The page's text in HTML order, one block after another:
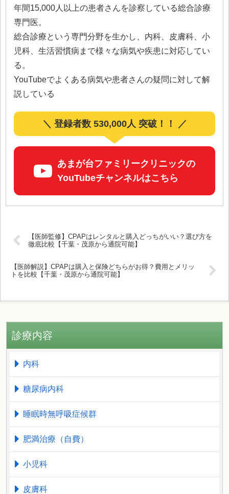
年間15,000人以上の患者さんを診察している総合診療
専門医。
総合診療という専門分野を生かし、内科、皮膚科、小
児科、生活習慣病まで様々な病気や疾患に対応してい
る。
YouTubeでよくある病気や患者さんの疑問に対して解
説している
＼ 登録者数 530,000人 突破！！ ／
あまが台ファミリークリニックの
YouTubeチャンネルはこちら
【医師監修】CPAPはレンタルと購入どっちがいい？選び方を
徹底比較【千葉・茂原から通院可能】
【医師解説】CPAPは購入と保険どちらがお得？費用とメリッ
トを比較【千葉・茂原から通院可能】
診療内容
内科
糖尿病内科
睡眠時無呼吸症候群
肥満治療（自費）
小児科
皮膚科